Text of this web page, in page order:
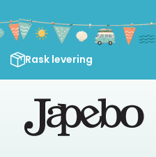
to
content
Rask levering